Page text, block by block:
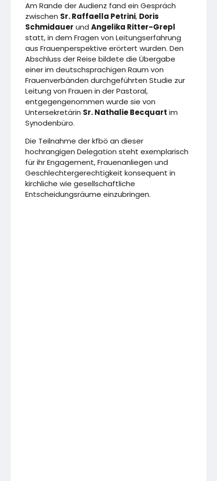
Am Rande der Audienz fand ein Gespräch
zwischen Sr. Raffaella Petrini, Doris
Schmidauer undAngelika Ritter-Grepl
statt, in dem Fragen von Leitungserfahrung
aus Frauenperspektive erörtert wurden. Den
Abschluss der Reise bildete die Übergabe
einer im deutschsprachigen Raum von
Frauenverbänden durchgeführten Studie zur
Leitung von Frauen in der Pastoral,
entgegengenommen wurde sie von
Untersekretärin Sr. Nathalie Becquart im
Synodenbüro.
Die Teilnahme der kfbö an dieser
hochrangigen Delegation steht exemplarisch
für ihr Engagement, Frauenanliegen und
Geschlechtergerechtigkeit konsequent in
kirchliche wie gesellschaftliche
Entscheidungsräume einzubringen.